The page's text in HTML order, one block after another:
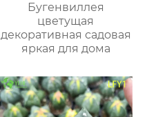
Бугенвиллея
цветущая
декоративная садовая
яркая для дома